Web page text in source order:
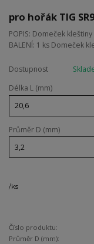
pro hořák TIG
POPIS: Domeček
BALENÍ: 1 ks Domeček
Dostupnost
Délka L (mm)
Průměr D (mm)
/ks
Číslo produktu:
Průměr D (mm):